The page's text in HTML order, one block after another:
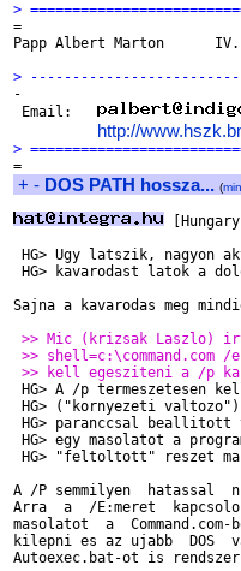
>
=
Papp Albert Marton
>
-
Email:
http://
>
+ - DOS PATH hossza... (
HG> Ugy latszik, nagyon
HG> kavarodast latok a
Sajna a kavarodas meg
>> Mic (krizsak Laszlo)
>> shell=c:\command.com
>> kell egesziteni a /p
HG> A /p termeszetesen
HG> ("kornyezeti
HG> paranccsal beallitott
HG> egy masolatot a
HG> "feltoltott" reszet
A /P semmilyen  hatassal
Arra  a  /E:meret
masolatot  a
kilepni es az ujabb  DOS
Autoexec.bat-ot is